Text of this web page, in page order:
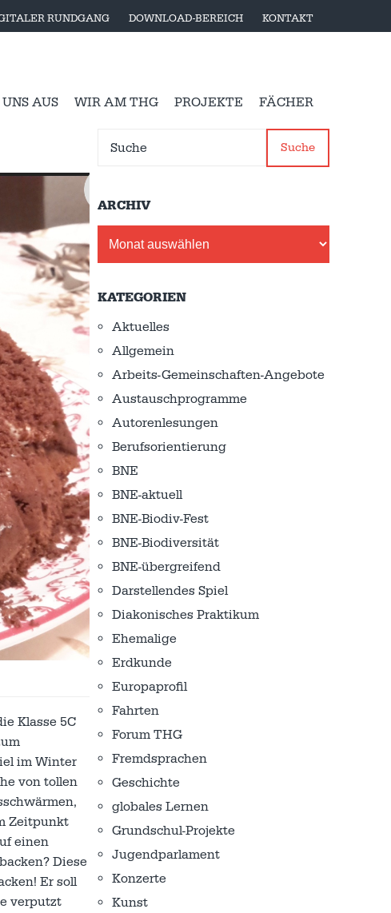
RUNDGANG DOWNLOAD-BEREICH KONTAKT
AUS WIR AM THG PROJEKTE FÄCHER
Klasse 5C
im Winter
von tollen
Zeitpunkt
einen
Diese
Er soll
verputzt
Suche
ARCHIV
KATEGORIEN
Aktuelles
Allgemein
Arbeits-Gemeinschaften-Angebote
Austausch­programme
Autorenlesungen
Berufsorientierung
BNE
BNE-aktuell
BNE-Biodiv-Fest
BNE-Biodiversität
BNE-übergreifend
Darstellendes Spiel
Diakonisches Praktikum
Ehemalige
Erdkunde
Europaprofil
Fahrten
Forum THG
Fremdsprachen
Geschichte
globales Lernen
Grundschul-Projekte
Jugendparlament
Konzerte
Kunst